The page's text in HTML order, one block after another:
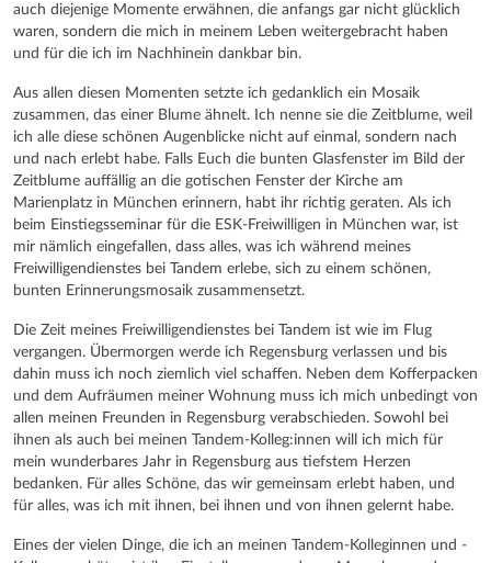
auch diejenige Momente erwähnen, die anfangs gar nicht glücklich
waren, sondern die mich in meinem Leben weitergebracht haben
und für die ich im Nachhinein dankbar bin.
Aus allen diesen Momenten setzte ich gedanklich ein Mosaik
zusammen, das einer Blume ähnelt. Ich nenne sie die Zeitblume, weil
ich alle diese schönen Augenblicke nicht auf einmal, sondern nach
und nach erlebt habe. Falls Euch die bunten Glasfenster im Bild der
Zeitblume auffällig an die gotischen Fenster der Kirche am
Marienplatz in München erinnern, habt ihr richtig geraten. Als ich
beim Einstiegsseminar für die ESK-Freiwilligen in München war, ist
mir nämlich eingefallen, dass alles, was ich während meines
Freiwilligendienstes bei Tandem erlebe, sich zu einem schönen,
bunten Erinnerungsmosaik zusammensetzt.
Die Zeit meines Freiwilligendienstes bei Tandem ist wie im Flug
vergangen. Übermorgen werde ich Regensburg verlassen und bis
dahin muss ich noch ziemlich viel schaffen. Neben dem Kofferpacken
und dem Aufräumen meiner Wohnung muss ich mich unbedingt von
allen meinen Freunden in Regensburg verabschieden. Sowohl bei
ihnen als auch bei meinen Tandem-Kolleg:innen will ich mich für
mein wunderbares Jahr in Regensburg aus tiefstem Herzen
bedanken. Für alles Schöne, das wir gemeinsam erlebt haben, und
für alles, was ich mit ihnen, bei ihnen und von ihnen gelernt habe.
Eines der vielen Dinge, die ich an meinen Tandem-Kolleginnen und -